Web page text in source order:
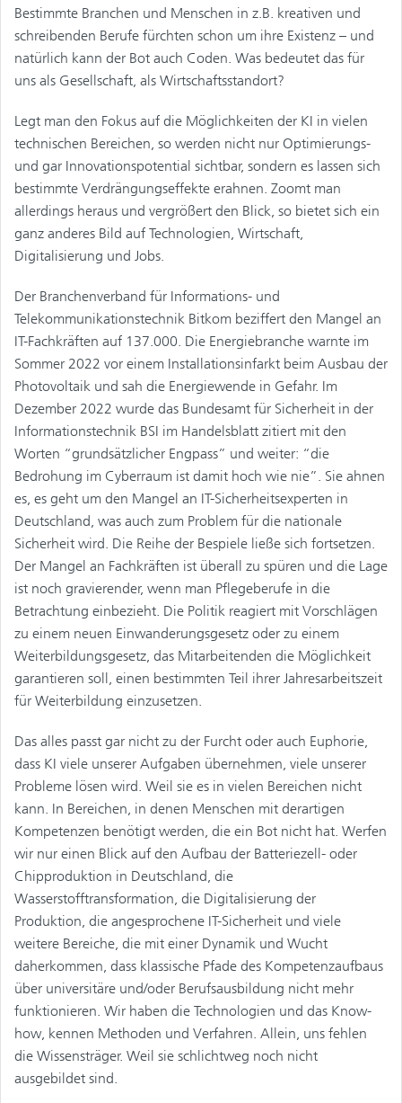
Bestimmte Branchen und Menschen in z.B. kreativen und
schreibenden Berufe fürchten schon um ihre Existenz – und
natürlich kann der Bot auch Coden. Was bedeutet das für
uns als Gesellschaft, als Wirtschaftsstandort?
Legt man den Fokus auf die Möglichkeiten der KI in vielen
technischen Bereichen, so werden nicht nur Optimierungs-
und gar Innovationspotential sichtbar, sondern es lassen sich
bestimmte Verdrängungseffekte erahnen. Zoomt man
allerdings heraus und vergrößert den Blick, so bietet sich ein
ganz anderes Bild auf Technologien, Wirtschaft,
Digitalisierung und Jobs.
Der Branchenverband für Informations- und
Telekommunikationstechnik Bitkom beziffert den Mangel an
IT-Fachkräften auf 137.000. Die Energiebranche warnte im
Sommer 2022 vor einem Installationsinfarkt beim Ausbau der
Photovoltaik und sah die Energiewende in Gefahr. Im
Dezember 2022 wurde das Bundesamt für Sicherheit in der
Informationstechnik BSI im Handelsblatt zitiert mit den
Worten “grundsätzlicher Engpass” und weiter: “die
Bedrohung im Cyberraum ist damit hoch wie nie”. Sie ahnen
es, es geht um den Mangel an IT-Sicherheitsexperten in
Deutschland, was auch zum Problem für die nationale
Sicherheit wird. Die Reihe der Bespiele ließe sich fortsetzen.
Der Mangel an Fachkräften ist überall zu spüren und die Lage
ist noch gravierender, wenn man Pflegeberufe in die
Betrachtung einbezieht. Die Politik reagiert mit Vorschlägen
zu einem neuen Einwanderungsgesetz oder zu einem
Weiterbildungsgesetz, das Mitarbeitenden die Möglichkeit
garantieren soll, einen bestimmten Teil ihrer Jahresarbeitszeit
für Weiterbildung einzusetzen.
Das alles passt gar nicht zu der Furcht oder auch Euphorie,
dass KI viele unserer Aufgaben übernehmen, viele unserer
Probleme lösen wird. Weil sie es in vielen Bereichen nicht
kann. In Bereichen, in denen Menschen mit derartigen
Kompetenzen benötigt werden, die ein Bot nicht hat. Werfen
wir nur einen Blick auf den Aufbau der Batteriezell- oder
Chipproduktion in Deutschland, die
Wasserstofftransformation, die Digitalisierung der
Produktion, die angesprochene IT-Sicherheit und viele
weitere Bereiche, die mit einer Dynamik und Wucht
daherkommen, dass klassische Pfade des Kompetenzaufbaus
über universitäre und/oder Berufsausbildung nicht mehr
funktionieren. Wir haben die Technologien und das Know-
how, kennen Methoden und Verfahren. Allein, uns fehlen
die Wissensträger. Weil sie schlichtweg noch nicht
ausgebildet sind.